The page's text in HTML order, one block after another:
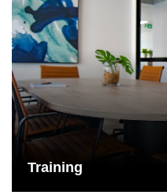
Training
Training
Für uns ist es wichtig, dass
Maschinen und alle Belange
bedienen können.
Mehr dazu